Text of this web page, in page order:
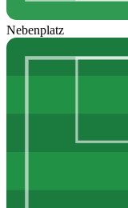
Nebenplatz